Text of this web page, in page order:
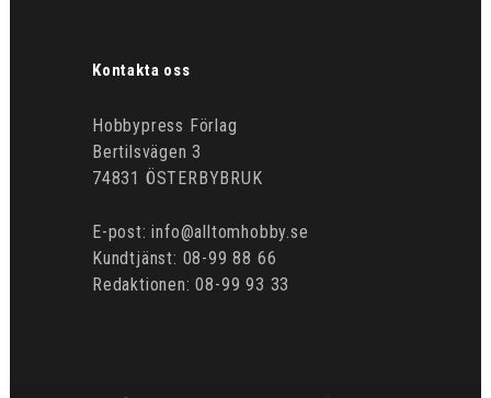
Kontakta oss
Hobbypress Förlag
Bertilsvägen 3
74831 ÖSTERBYBRUK
E-post: info@alltomhobby.se
Kundtjänst: 08-99 88 66
Redaktionen: 08-99 93 33